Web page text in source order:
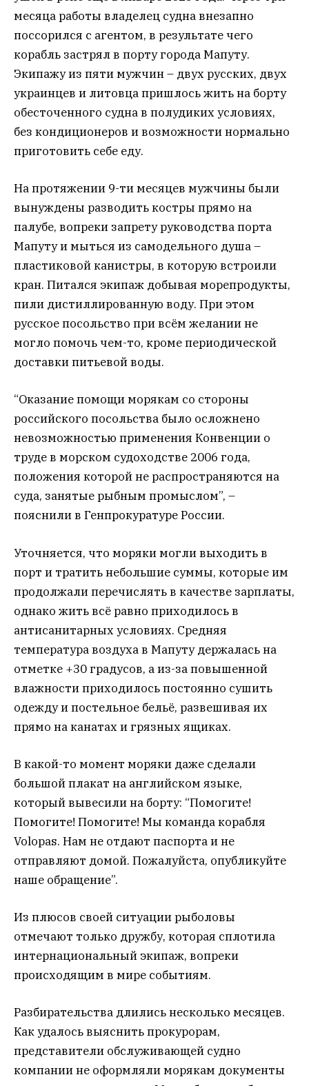
месяца работы владелец судна внезапно
поссорился с агентом, в результате чего
корабль застрял в порту города Мапуту.
Экипажу из пяти мужчин – двух русских, двух
украинцев и литовца пришлось жить на борту
обесточенного судна в полудиких условиях,
без кондиционеров и возможности нормально
приготовить себе еду.
На протяжении 9-ти месяцев мужчины были
вынуждены разводить костры прямо на
палубе, вопреки запрету руководства порта
Мапуту и мыться из самодельного душа –
пластиковой канистры, в которую встроили
кран. Питался экипаж добывая морепродукты,
пили дистиллированную воду. При этом
русское посольство при всём желании не
могло помочь чем-то, кроме периодической
доставки питьевой воды.
“Оказание помощи морякам со стороны
российского посольства было осложнено
невозможностью применения Конвенции о
труде в морском судоходстве 2006 года,
положения которой не распространяются на
суда, занятые рыбным промыслом”, –
пояснили в Генпрокуратуре России.
Уточняется, что моряки могли выходить в
порт и тратить небольшие суммы, которые им
продолжали перечислять в качестве зарплаты,
однако жить всё равно приходилось в
антисанитарных условиях. Средняя
температура воздуха в Мапуту держалась на
отметке +30 градусов, а из-за повышенной
влажности приходилось постоянно сушить
одежду и постельное бельё, развешивая их
прямо на канатах и грязных ящиках.
В какой-то момент моряки даже сделали
большой плакат на английском языке,
который вывесили на борту: “Помогите!
Помогите! Помогите! Мы команда корабля
Volopas. Нам не отдают паспорта и не
отправляют домой. Пожалуйста, опубликуйте
наше обращение”.
Из плюсов своей ситуации рыболовы
отмечают только дружбу, которая сплотила
интернациональный экипаж, вопреки
происходящим в мире событиям.
Разбирательства длились несколько месяцев.
Как удалось выяснить прокурорам,
представители обслуживающей судно
компании не оформляли морякам документы